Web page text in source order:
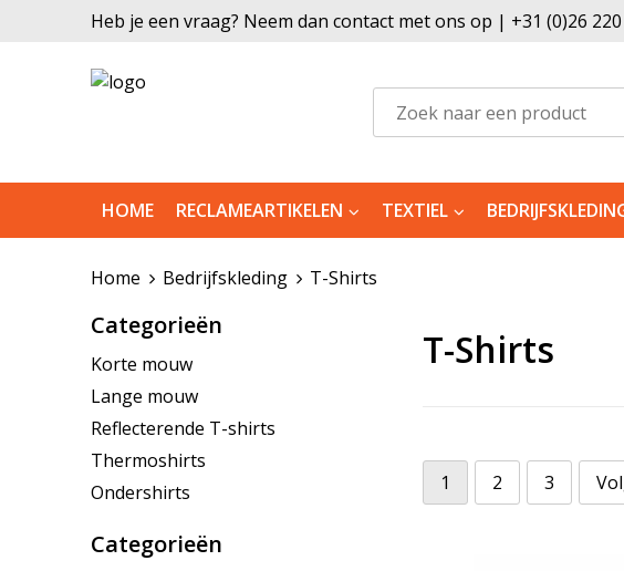
Heb je een vraag? Neem dan contact met ons op | +31 (0)26
HOME RECLAMEARTIKELEN TEXTIEL
Home Bedrijfskleding T-Shirts
Categorieën
Korte mouw
Lange mouw
Reflecterende T-shirts
Thermoshirts
Ondershirts
Categorieën
T-Shirts
1 2 3